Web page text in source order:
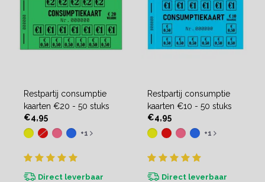
Restpartij consumptie
kaarten €20 - 50 stuks
€4,95
+1
Direct leverbaar
Restpartij consumptie
kaarten €10 - 50 stuks
€4,95
+1
Direct leverbaar